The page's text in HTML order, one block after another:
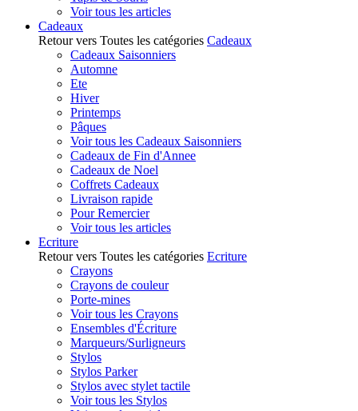
Voir tous les articles
Cadeaux
Retour vers Toutes les catégories Cadeaux
Cadeaux Saisonniers
Automne
Ete
Hiver
Printemps
Pâques
Voir tous les Cadeaux Saisonniers
Cadeaux de Fin d'Annee
Cadeaux de Noel
Coffrets Cadeaux
Livraison rapide
Pour Remercier
Voir tous les articles
Ecriture
Retour vers Toutes les catégories Ecriture
Crayons
Crayons de couleur
Porte-mines
Voir tous les Crayons
Ensembles d'Écriture
Marqueurs/Surligneurs
Stylos
Stylos Parker
Stylos avec stylet tactile
Voir tous les Stylos